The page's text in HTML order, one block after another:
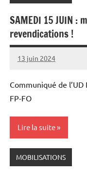
SAMEDI 15 JUIN :
revendications !
13 juin 2024
Snudifo44
Communiqué de
FP-FO
Lire la suite
MOBILISATIONS